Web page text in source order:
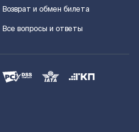
Возврат и обмен билета
Все вопросы и ответы